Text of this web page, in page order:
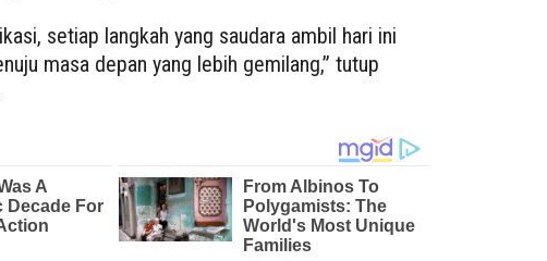
setiap langkah yang saudara ambil hari ini
masa depan yang lebih gemilang,” tutup